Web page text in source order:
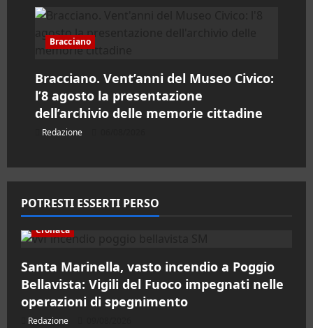
Bracciano
Bracciano. Vent’anni del Museo Civico:
l’8 agosto la presentazione
dell’archivio delle memorie cittadine
Redazione
POTRESTI ESSERTI PERSO
Cronaca
Santa Marinella, vasto incendio a Poggio
Bellavista: Vigili del Fuoco impegnati nelle
operazioni di spegnimento
Redazione